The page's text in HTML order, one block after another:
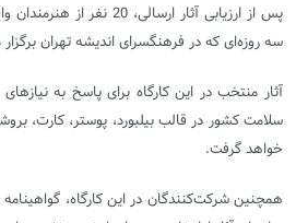
پس از ارزیابی آثار ارسالی،
سه روزه‌ای که در فرهنگسرای اندیشه تهران
آثار منتخب در این کارگاه برای پاسخ به
سلامت کشور در قالب بیلبورد، پوستر، کارت،
خواهد گرفت.
همچنین شرکت‌کنندگان در این کارگاه،